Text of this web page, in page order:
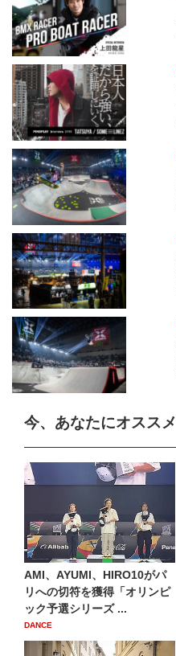
今、あなたにオススメ
AMI、AYUMI、HIRO10がパ
リへの切符を獲得「オリンピ
ック予選シリーズ ...
DANCE